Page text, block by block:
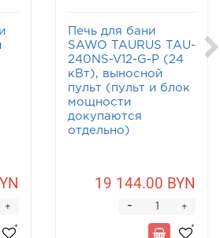
+
Печь для бани
SAWO TAURUS TAU-
240NS-V12-G-P (24
кВт), выносной
пульт (пульт и блок
мощности
докупаются
отдельно)
19 144.00 BYN
+
-